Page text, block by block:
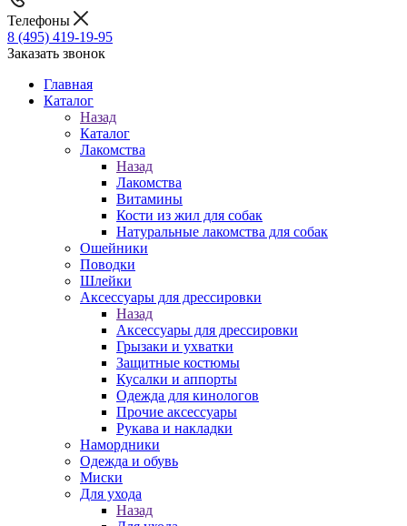
Телефоны
8 (495) 419-19-95
Заказать звонок
Главная
Каталог
Назад
Каталог
Лакомства
Назад
Лакомства
Витамины
Кости из жил для собак
Натуральные лакомства для собак
Ошейники
Поводки
Шлейки
Аксессуары для дрессировки
Назад
Аксессуары для дрессировки
Грызаки и ухватки
Защитные костюмы
Кусалки и аппорты
Одежда для кинологов
Прочие аксессуары
Рукава и накладки
Намордники
Одежда и обувь
Миски
Для ухода
Назад